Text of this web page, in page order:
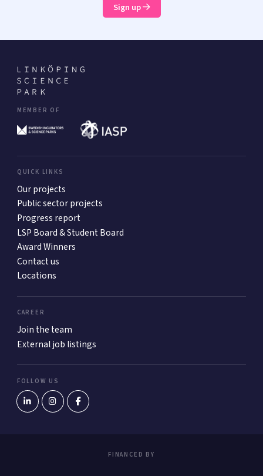
Sign up
MEMBER OF
QUICK LINKS
Our projects
Public sector projects
Progress report
LSP Board & Student Board
Award Winners
Contact us
Locations
CAREER
Join the team
External job listings
FOLLOW US
FINANCED BY